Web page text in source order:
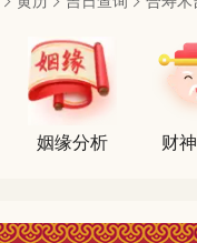
姻缘分析 财